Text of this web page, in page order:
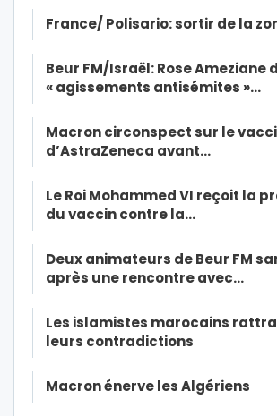
France/ Polisario: sortir de la
Beur FM/Israël: Rose Ameziane
« agissements antisémites »…
Macron circonspect sur le
d’AstraZeneca avant…
Le Roi Mohammed VI reçoit la
du vaccin contre la…
Deux animateurs de Beur FM
après une rencontre avec…
Les islamistes marocains
leurs contradictions
Macron énerve les Algériens